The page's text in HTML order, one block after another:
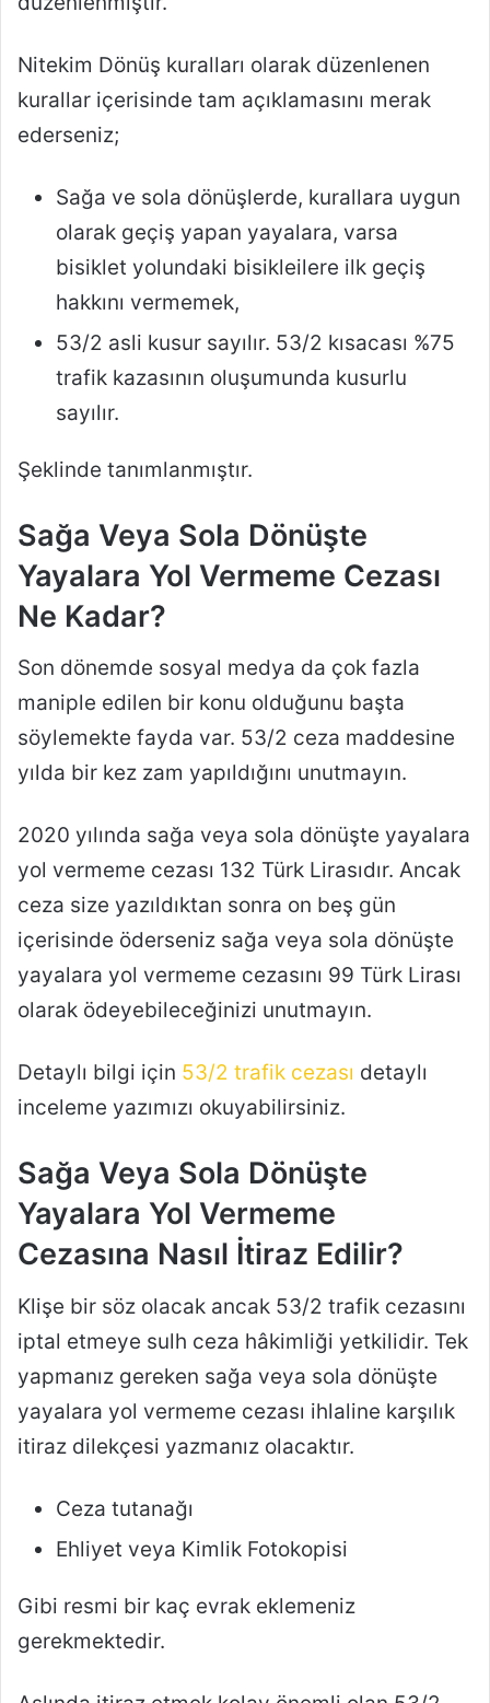
Nitekim Dönüş kuralları olarak düzenlenen
kurallar içerisinde tam açıklamasını merak
ederseniz;
Sağa ve sola dönüşlerde, kurallara uygun
olarak geçiş yapan yayalara, varsa
bisiklet yolundaki bisikleilere ilk geçiş
hakkını vermemek,
53/2 asli kusur sayılır. 53/2 kısacası %75
trafik kazasının oluşumunda kusurlu
sayılır.
Şeklinde tanımlanmıştır.
Sağa Veya Sola Dönüşte
Yayalara Yol Vermeme Cezası
Ne Kadar?
Son dönemde sosyal medya da çok fazla
maniple edilen bir konu olduğunu başta
söylemekte fayda var. 53/2 ceza maddesine
yılda bir kez zam yapıldığını unutmayın.
2020 yılında sağa veya sola dönüşte yayalara
yol vermeme cezası 132 Türk Lirasıdır. Ancak
ceza size yazıldıktan sonra on beş gün
içerisinde öderseniz sağa veya sola dönüşte
yayalara yol vermeme cezasını 99 Türk Lirası
olarak ödeyebileceğinizi unutmayın.
Detaylı bilgi için 53/2 trafik cezası detaylı
inceleme yazımızı okuyabilirsiniz.
Sağa Veya Sola Dönüşte
Yayalara Yol Vermeme
Cezasına Nasıl İtiraz Edilir?
Klişe bir söz olacak ancak 53/2 trafik cezasını
iptal etmeye sulh ceza hâkimliği yetkilidir. Tek
yapmanız gereken sağa veya sola dönüşte
yayalara yol vermeme cezası ihlaline karşılık
itiraz dilekçesi yazmanız olacaktır.
Ceza tutanağı
Ehliyet veya Kimlik Fotokopisi
Gibi resmi bir kaç evrak eklemeniz
gerekmektedir.